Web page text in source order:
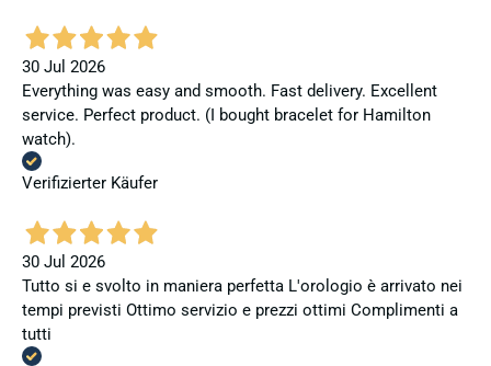
30 Jul 2026
Everything was easy and smooth. Fast delivery. Excellent
service. Perfect product. (I bought bracelet for Hamilton
watch).
Verifizierter Käufer
30 Jul 2026
Tutto si e svolto in maniera perfetta L'orologio è arrivato nei
tempi previsti Ottimo servizio e prezzi ottimi Complimenti a
tutti